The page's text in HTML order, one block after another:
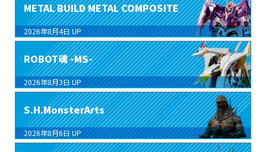
METAL BUILD METAL COMPOSITE
2026年8月4日 UP
ROBOT魂 -MS-
2026年8月3日 UP
S.H.MonsterArts
2026年8月6日 UP